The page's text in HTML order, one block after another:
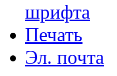
Печать
Эл. почта